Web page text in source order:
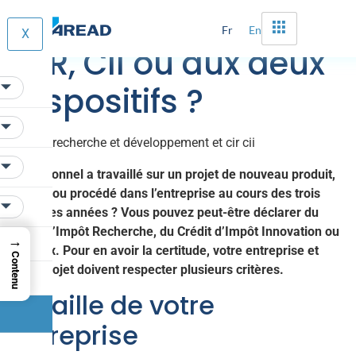
Fr En
X
Suis-je éligible au
CIR, CII ou aux deux
dispositifs ?
Du personnel a travaillé sur un projet de nouveau produit,
service ou procédé dans l’entreprise au cours des trois
dernières années ? Vous pouvez peut-être déclarer du
Crédit d’Impôt Recherche, du Crédit d’Impôt Innovation ou
les deux. Pour en avoir la certitude, votre entreprise et
votre projet doivent respecter plusieurs critères.
La taille de votre
entreprise
→
Contenu